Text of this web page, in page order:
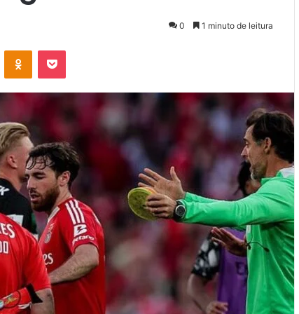
0 1 minuto de leitura
OK Pocket